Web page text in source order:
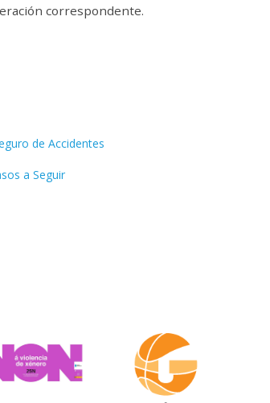
correspondente.
de Accidentes
a Seguir